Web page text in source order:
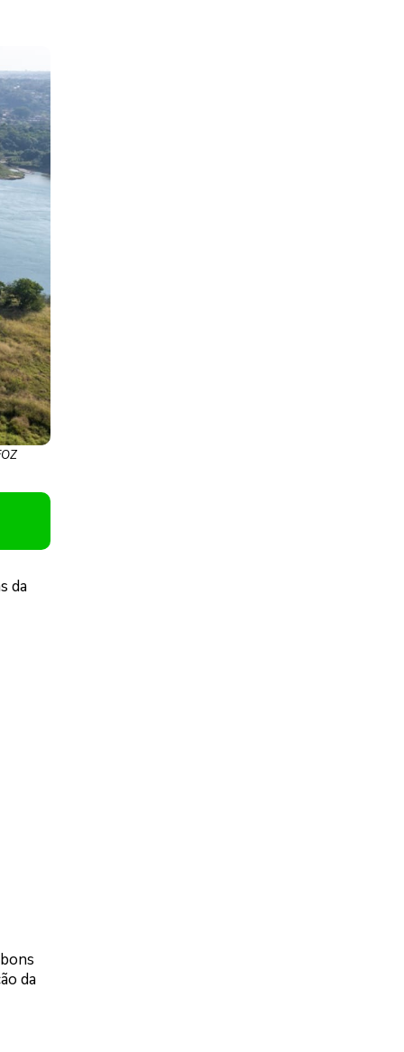
da
da